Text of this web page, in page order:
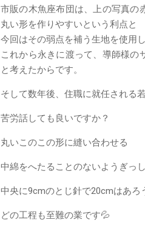
市販の木魚座布団は、上の写真の
丸い形を作りやすいという利点と
今回はその弱点を補う生地を使用し
これから永きに渡って、導師様の
と考えたからです。
そして数年後、住職に就任される
苦労話しても良いですか？
丸いこのこの形に縫い合わせる
中綿をへたることのないようぎっ
中央に9cmのとじ針で20cmはあろ
どの工程も至難の業です💦